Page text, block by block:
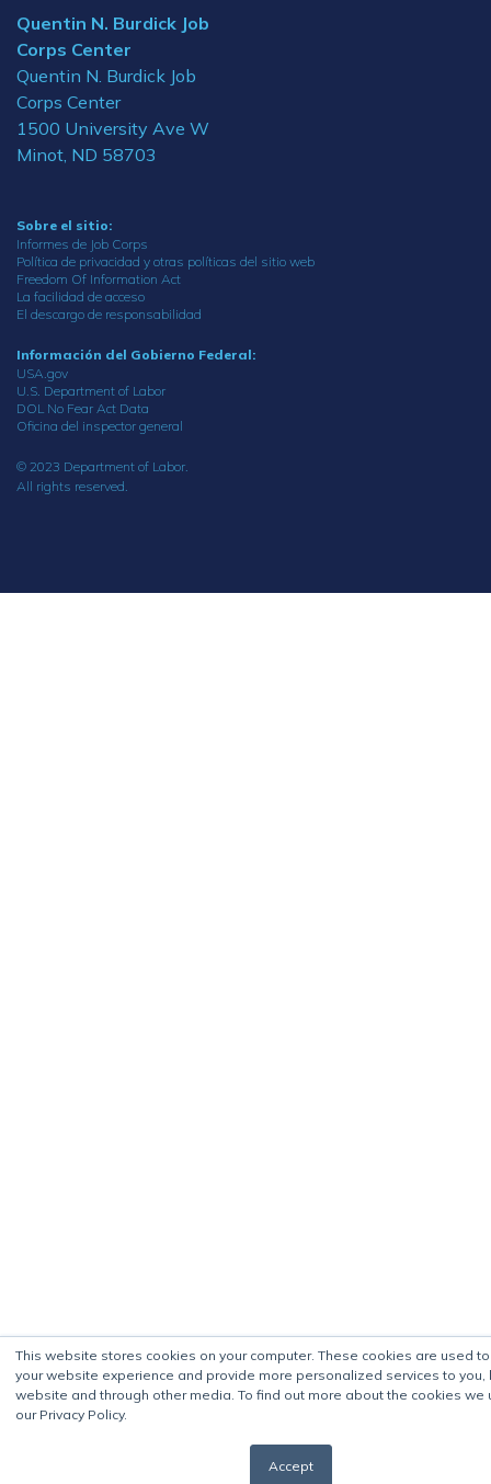
This website stores cookies on your computer. These cookies are used
your website experience and provide more personalized services to you,
website and through other media. To find out more about the cookies we
our Privacy Policy.
Accept
Quentin N. Burdick Job
Corps Center
Quentin N. Burdick Job
Corps Center
1500 University Ave W
Minot, ND 58703
Sobre el sitio:
Informes de Job Corps
Política de privacidad y otras políticas del sitio web
Freedom Of Information Act
La facilidad de acceso
El descargo de responsabilidad
Información del Gobierno Federal:
USA.gov
U.S. Department of Labor
DOL No Fear Act Data
Oficina del inspector general
© 2023 Department of Labor.
All rights reserved.